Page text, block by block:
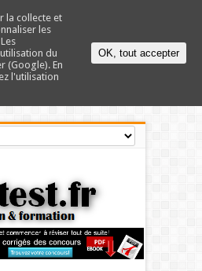
la collecte et
les
du
(Google). En
l'utilisation
OK, tout accepter